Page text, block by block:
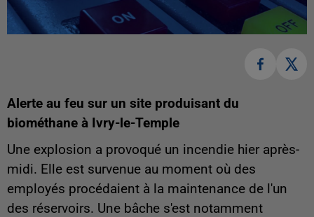
Alerte au feu sur un site produisant du
biométhane à Ivry-le-Temple
Une explosion a provoqué un incendie hier après-
midi. Elle est survenue au moment où des
employés procédaient à la maintenance de l'un
des réservoirs. Une bâche s'est notamment